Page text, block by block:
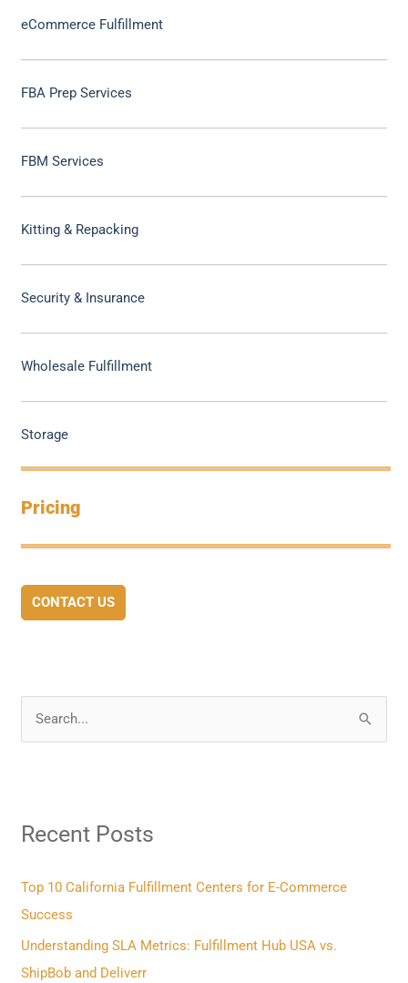
eCommerce Fulfillment
FBA Prep Services
FBM Services
Kitting & Repacking
Security & Insurance
Wholesale Fulfillment
Storage
Pricing
CONTACT US
c
f
o
r
:
Recent Posts
Top 10 California Fulfillment Centers for E-Commerce
Success
Understanding SLA Metrics: Fulfillment Hub USA vs.
ShipBob and Deliverr